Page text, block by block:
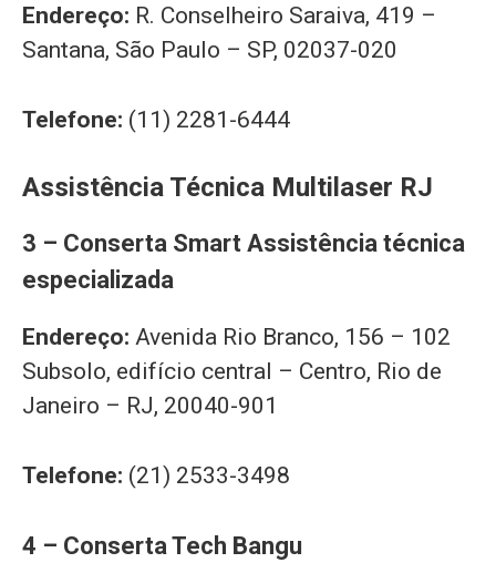
Endereço: R. Conselheiro Saraiva, 419 –
Santana, São Paulo – SP, 02037-020
Telefone: (11) 2281-6444
Assistência Técnica Multilaser RJ
3 – Conserta Smart Assistência técnica
especializada
Endereço: Avenida Rio Branco, 156 – 102
Subsolo, edifício central – Centro, Rio de
Janeiro – RJ, 20040-901
Telefone: (21) 2533-3498
4 – Conserta Tech Bangu